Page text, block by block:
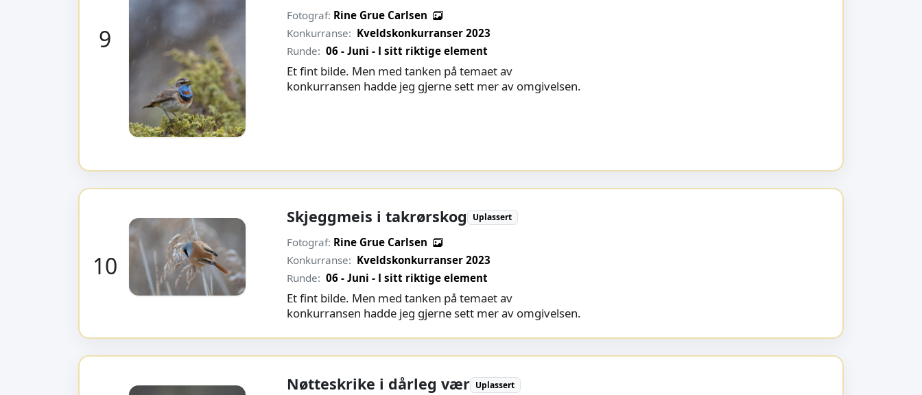
9
Fotograf: Rine Grue Carlsen
Konkurranse: Kveldskonkurranser 2023
Runde: 06 - Juni - I sitt riktige element
Et fint bilde. Men med tanken på temaet av
konkurransen hadde jeg gjerne sett mer av omgivelsen.
10
Skjeggmeis i takrørskog Uplassert
Fotograf: Rine Grue Carlsen
Konkurranse: Kveldskonkurranser 2023
Runde: 06 - Juni - I sitt riktige element
Et fint bilde. Men med tanken på temaet av
konkurransen hadde jeg gjerne sett mer av omgivelsen.
Nøtteskrike i dårleg vær Uplassert